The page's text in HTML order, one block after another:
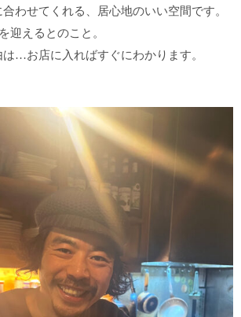
わせてくれる、居心地のいい空間です。
迎えるとのこと。
…お店に入ればすぐにわかります。